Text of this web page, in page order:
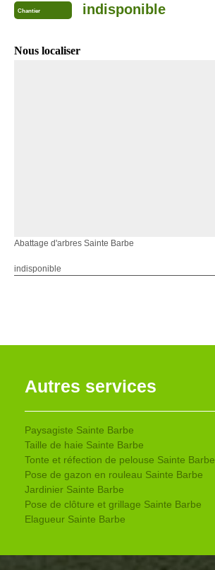
Chantier indisponible
Nous localiser
Abattage d'arbres Sainte Barbe
indisponible
Autres services
Paysagiste Sainte Barbe
Taille de haie Sainte Barbe
Tonte et réfection de pelouse Sainte Barbe
Pose de gazon en rouleau Sainte Barbe
Jardinier Sainte Barbe
Pose de clôture et grillage Sainte Barbe
Elagueur Sainte Barbe